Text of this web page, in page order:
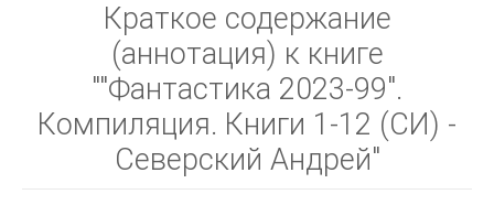
Краткое содержание
(аннотация) к книге
""Фантастика 2023-99".
Компиляция. Книги 1-12 (СИ) -
Северский Андрей"